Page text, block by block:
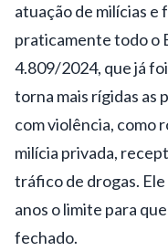
atuação de milícias e
praticamente todo o
4.809/2024, que já
torna mais rígidas as
com violência, como
milícia privada,
tráfico de drogas.
anos o limite para
fechado.